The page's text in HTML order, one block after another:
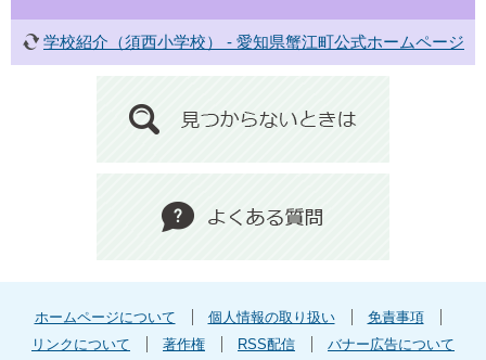
学校紹介（須西小学校） - 愛知県蟹江町公式ホームページ
ホームページについて 個人情報の取り扱い
免責事項
リンクについて
著作権 RSS配信 バナー広告について